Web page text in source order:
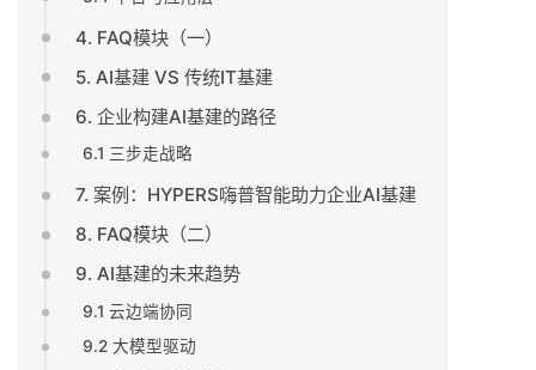
4. FAQ模块（一）
5. AI基建 VS 传统IT基建
6. 企业构建AI基建的路径
6.1 三步走战略
7. 案例：HYPERS嗨普智能助力企业AI基建
8. FAQ模块（二）
9. AI基建的未来趋势
9.1 云边端协同
9.2 大模型驱动